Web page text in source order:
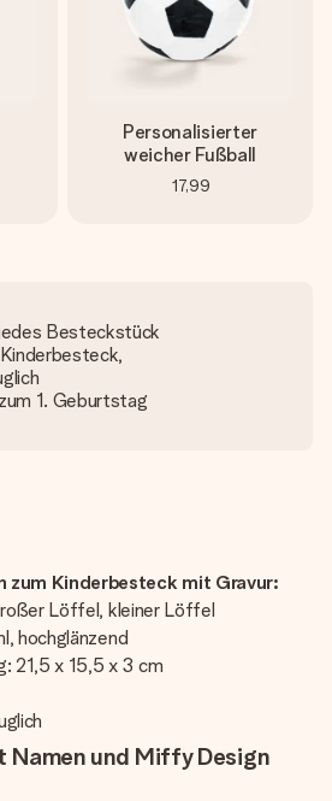
Personalisierter
weicher Fußball
17,99
Besteckstück
1. Geburtstag
zum Kinderbesteck mit Gravur:
Löffel, kleiner Löffel
hochglänzend
21,5 x 15,5 x 3 cm
und Miffy Design